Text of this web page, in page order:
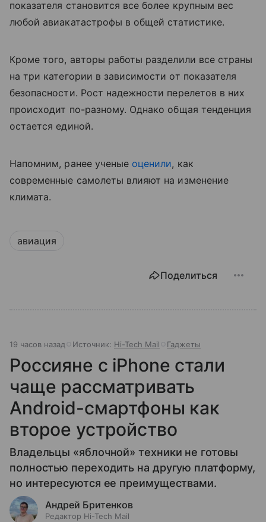
показателя становится все более крупным вес
любой авиакатастрофы в общей статистике.
Кроме того, авторы работы разделили все страны
на три категории в зависимости от показателя
безопасности. Рост надежности перелетов в них
происходит по-разному. Однако общая тенденция
остается единой.
Напомним, ранее ученые оценили, как
современные самолеты влияют на изменение
климата.
авиация
Поделиться
19 часов назад Источник: Hi-Tech Mail Гаджеты
Россияне с iPhone стали
чаще рассматривать
Android-смартфоны как
второе устройство
Владельцы «яблочной» техники не готовы
полностью переходить на другую платформу,
но интересуются ее преимуществами.
Андрей Бритенков
Редактор Hi-Tech Mail